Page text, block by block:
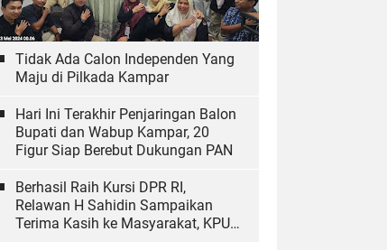
Tidak Ada Calon Independen Yang
Maju di Pilkada Kampar
Hari Ini Terakhir Penjaringan Balon
Bupati dan Wabup Kampar, 20
Figur Siap Berebut Dukungan PAN
Berhasil Raih Kursi DPR RI,
Relawan H Sahidin Sampaikan
Terima Kasih ke Masyarakat, KPU